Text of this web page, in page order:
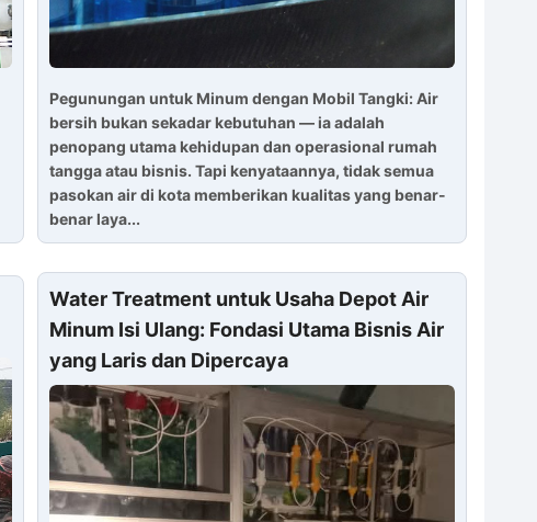
Pegunungan untuk Minum dengan Mobil Tangki: Air
bersih bukan sekadar kebutuhan — ia adalah
penopang utama kehidupan dan operasional rumah
tangga atau bisnis. Tapi kenyataannya, tidak semua
pasokan air di kota memberikan kualitas yang benar-
benar laya...
Water Treatment untuk Usaha Depot Air
Minum Isi Ulang: Fondasi Utama Bisnis Air
yang Laris dan Dipercaya